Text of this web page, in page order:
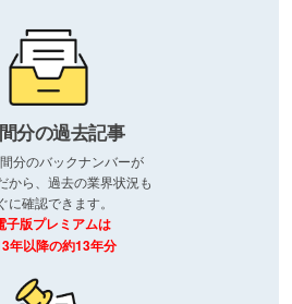
分の過去記事
分のバックナンバーが
から、過去の業界状況も
に確認できます。
子版プレミアムは
年以降の約13年分